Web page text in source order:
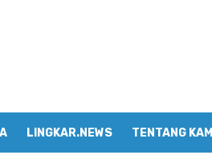
LINGKAR.NEWS TENTANG KAMI